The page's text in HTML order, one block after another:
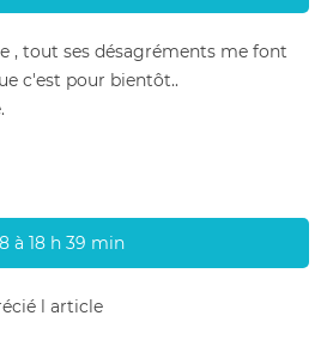
, tout ses désagréments me font
c'est pour bientôt..
à 18 h 39 min
l article